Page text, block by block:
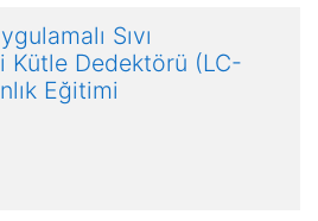
Sıvı
Kütle Dedektörü (LC-
Eğitimi